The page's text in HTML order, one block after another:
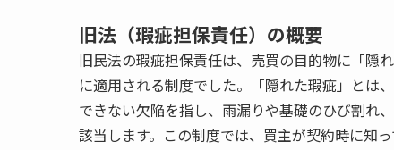
旧法（瑕疵担保責任）の概要
旧民法の瑕疵担保責任は、売買の目的物に「隠
に適用される制度でした。「隠れた瑕疵」とは
できない欠陥を指し、雨漏りや基礎のひび割れ
該当します。この制度では、買主が契約時に知